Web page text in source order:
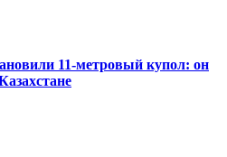
11-метровый купол: он